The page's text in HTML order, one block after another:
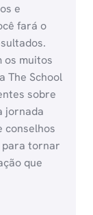
e
fará o
os muitos
The School
sobre
jornada
conselhos
para tornar
que